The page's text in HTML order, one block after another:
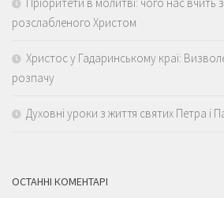
розслабленого Христом
Христос у Гадаринському краї:
розпачу
Духовні уроки з життя святих Петра і
ОСТАННІ КОМЕНТАРІ